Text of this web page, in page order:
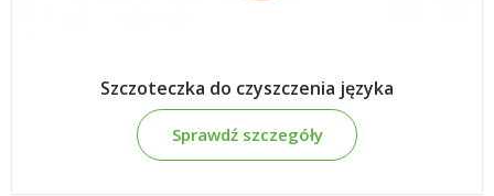
Szczoteczka do czyszczenia języka
Sprawdź szczegóły